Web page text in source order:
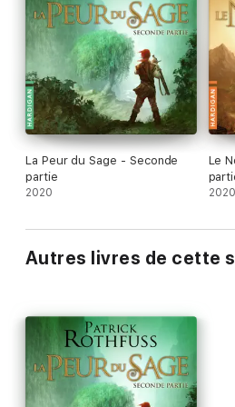
La Peur du Sage - Seconde
partie
2020
Le
2020
Autres livres de cette